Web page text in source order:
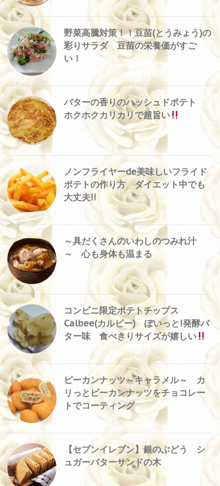
野菜高騰対策！！豆苗(とうみょう)の
彩りサラダ 豆苗の栄養価がすご
い！
バターの香りのハッシュドポテト
ホクホクカリカリで超旨い
ノンフライヤーde美味しいフライド
ポテトの作り方 ダイエット中でも
大丈夫!!
～具だくさんのいわしのつみれ汁
～ 心も身体も温まる
コンビニ限定ポテトチップス
Calbee(カルビー) ぽいっと!発酵バ
ター味 食べきりサイズが嬉しい
ピーカンナッツ～キャラメル～ カ
リっとピーカンナッツをチョコレー
トでコーティング
【セブンイレブン】銀のぶどう シ
ュガーバターサンドの木